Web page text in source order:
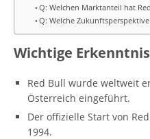
Q: Welchen Marktanteil hat
Q: Welche
Wichtige
Red Bull wurde weltweit
Österreich eingeführt.
Der offizielle Start von
1994.